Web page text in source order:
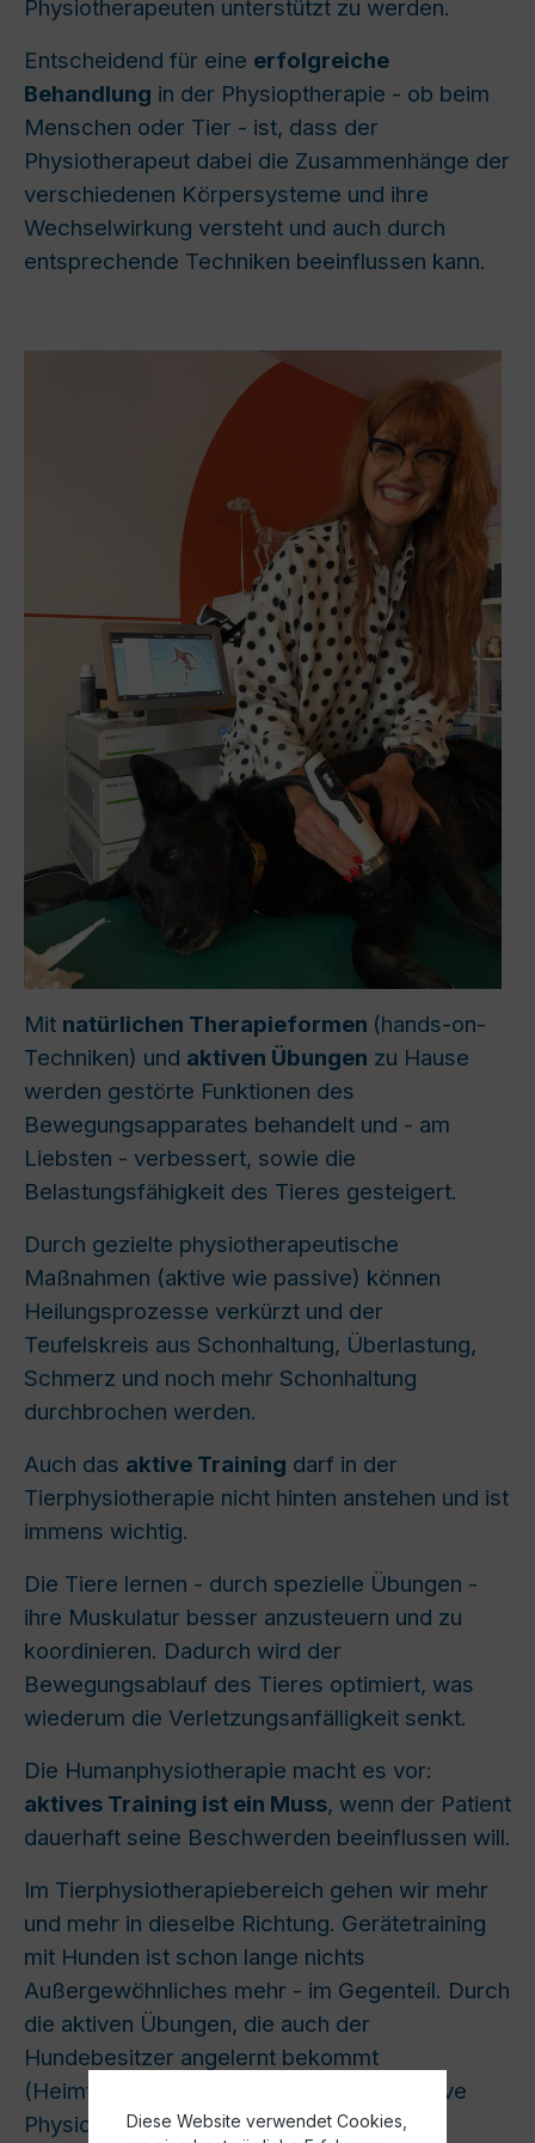
Physiotherapeuten unterstützt zu werden.
Entscheidend für eine erfolgreiche
Behandlung in der Physioptherapie - ob beim
Menschen oder Tier - ist, dass der
Physiotherapeut dabei die Zusammenhänge der
verschiedenen Körpersysteme und ihre
Wechselwirkung versteht und auch durch
entsprechende Techniken beeinflussen kann.
Mit natürlichen Therapieformen (hands-on-
Techniken) und aktiven Übungen zu Hause
werden gestörte Funktionen des
Bewegungsapparates behandelt und - am
Liebsten - verbessert, sowie die
Belastungsfähigkeit des Tieres gesteigert.
Durch gezielte physiotherapeutische
Maßnahmen (aktive wie passive) können
Heilungsprozesse verkürzt und der
Teufelskreis aus Schonhaltung, Überlastung,
Schmerz und noch mehr Schonhaltung
durchbrochen werden.
Auch das aktive Training darf in der
Tierphysiotherapie nicht hinten anstehen und ist
immens wichtig.
Die Tiere lernen - durch spezielle Übungen -
ihre Muskulatur besser anzusteuern und zu
koordinieren. Dadurch wird der
Bewegungsablauf des Tieres optimiert, was
wiederum die Verletzungsanfälligkeit senkt.
Die Humanphysiotherapie macht es vor:
aktives Training ist ein Muss, wenn der Patient
dauerhaft seine Beschwerden beeinflussen will.
Im Tierphysiotherapiebereich gehen wir mehr
und mehr in dieselbe Richtung. Gerätetraining
mit Hunden ist schon lange nichts
Außergewöhnliches mehr - im Gegenteil. Durch
die aktiven Übungen, die auch der
Hundebesitzer angelernt bekommt
(Heimtraining), unterstützen wir die passive
Physiotherapie enorm.
Diese Website verwendet Cookies,